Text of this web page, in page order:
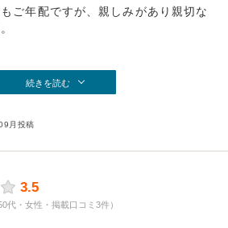
ご年配ですが、親しみがあり親切な
続きを読む
月投稿
3.5
代・女性・掲載口コミ3件）